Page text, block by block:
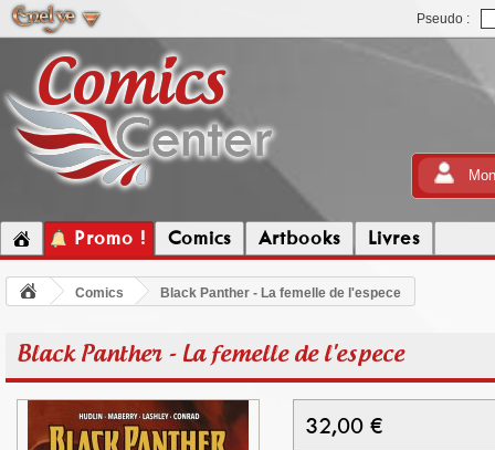
Pseudo :
Promo ! Comics Artbooks Livres
Comics Black Panther - La femelle de l'espece
Black Panther - La femelle de l'espece
32,00 €